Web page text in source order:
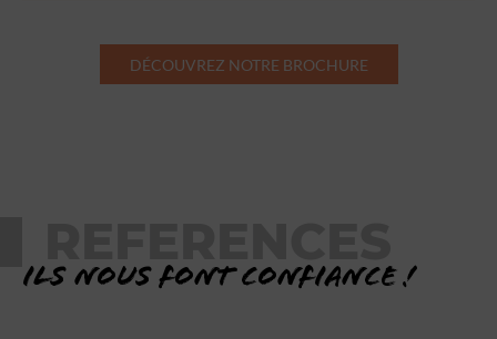
DÉCOUVREZ NOTRE BROCHURE
Ils nous font confiance !